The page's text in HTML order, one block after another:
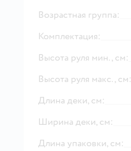
Возрастная группа:
Комплектация:
Высота руля мин., см:
Высота руля макс., см:
Длина деки, см:
Ширина деки, см:
Длина упаковки, см: